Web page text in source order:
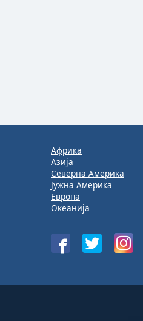
Африка
Азија
Северна Америка
Јужна Америка
Европа
Океанија